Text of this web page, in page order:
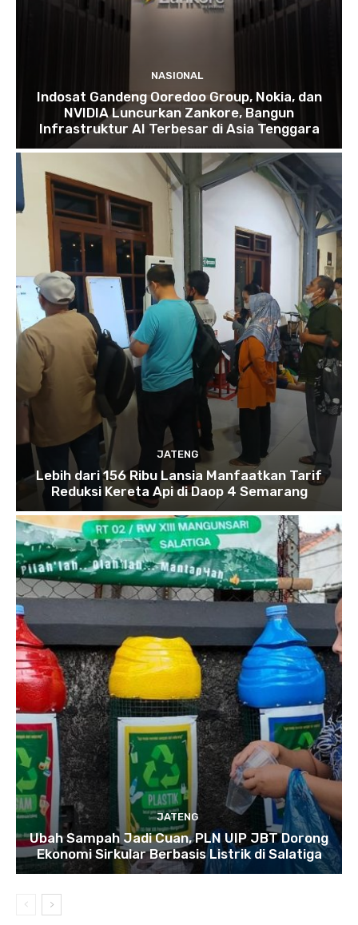
NASIONAL
Indosat Gandeng Ooredoo Group, Nokia, dan
NVIDIA Luncurkan Zankore, Bangun
Infrastruktur AI Terbesar di Asia Tenggara
JATENG
Lebih dari 156 Ribu Lansia Manfaatkan Tarif
Reduksi Kereta Api di Daop 4 Semarang
JATENG
Ubah Sampah Jadi Cuan, PLN UIP JBT Dorong
Ekonomi Sirkular Berbasis Listrik di Salatiga